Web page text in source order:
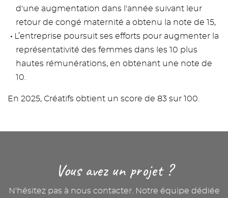
d'une augmentation dans l'année suivant leur
retour de congé maternité a obtenu la note de 15,
L’entreprise poursuit ses efforts pour augmenter la
représentativité des femmes dans les 10 plus
hautes rémunérations, en obtenant une note de
10.
En 2025, Créatifs obtient un score de 83 sur 100.
Vous avez un projet ?
N'hésitez pas à nous contacter. Notre équipe dédiée